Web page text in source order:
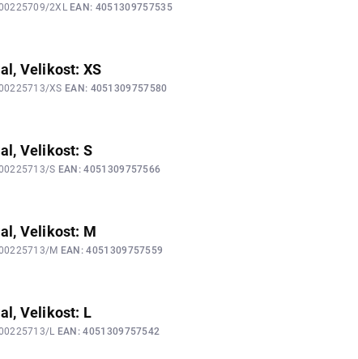
2XL EAN: 4051309757535
Velikost: XS
XS EAN: 4051309757580
Velikost: S
S EAN: 4051309757566
Velikost: M
M EAN: 4051309757559
Velikost: L
L EAN: 4051309757542